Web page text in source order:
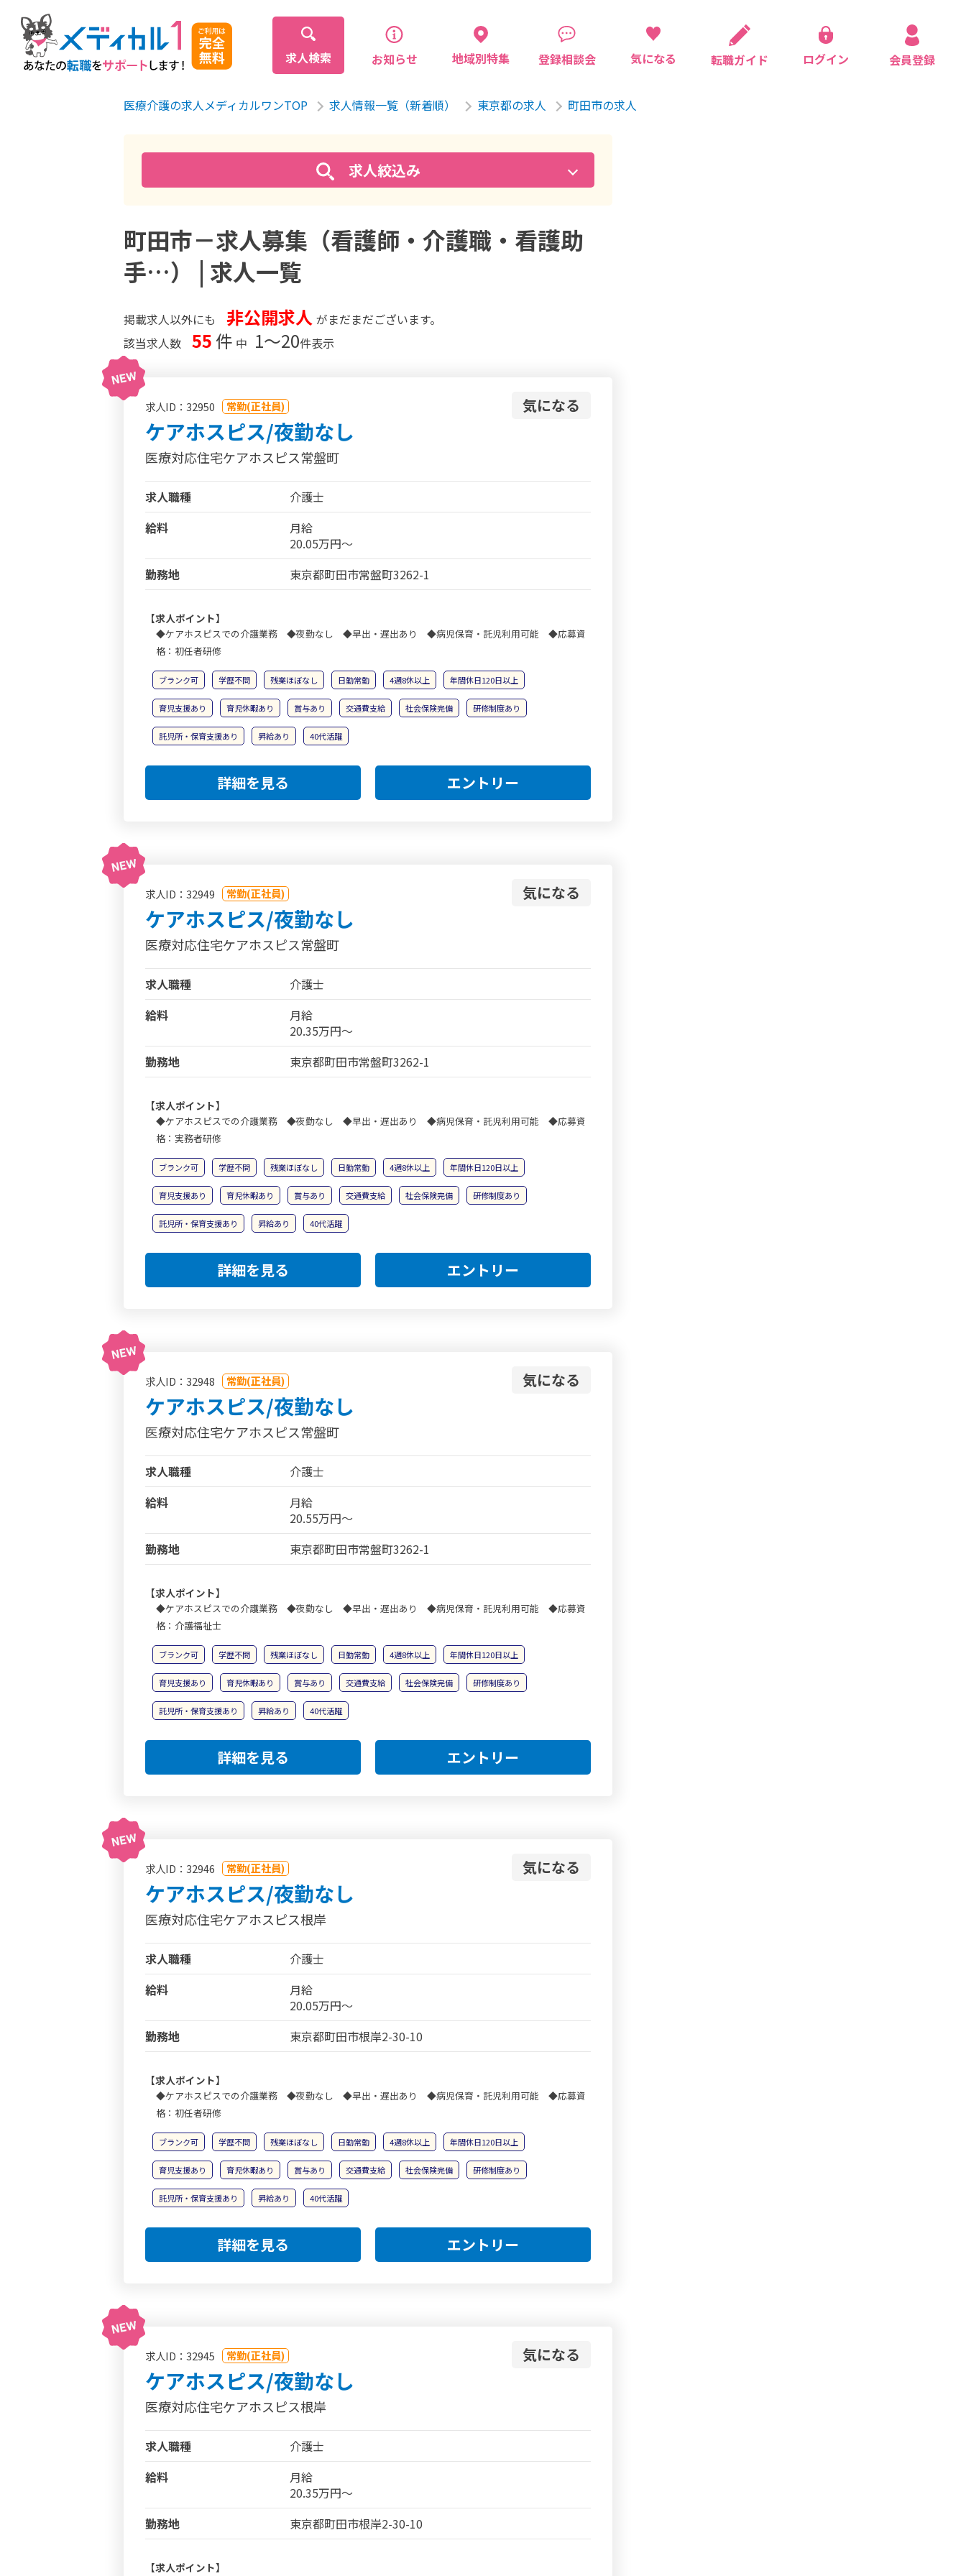
求人検索 お知らせ 地域別特集 登録相談会 気になる 転職ガイド ログイン 会員登録
医療介護の求人メディカルワンTOP 求人情報一覧（新着順） 東京都の求人 町田市の求人
求人絞込み
町田市－求人募集（看護師・介護職・看護助
手…） | 求人一覧
掲載求人以外にも 非公開求人 がまだまだございます。
該当求人数
55 件 中 1〜20件表示
求人ID：32950 常勤(正社員) 気になる
ケアホスピス/夜勤なし
医療対応住宅ケアホスピス常盤町
求人職種
介護士
給料
月給
20.05万円～
勤務地
東京都町田市常盤町3262-1
【求人ポイント】
◆ケアホスピスでの介護業務 ◆夜勤なし ◆早出・遅出あり ◆病児保育・託児利用可能 ◆応募資
格：初任者研修
ブランク可 学歴不問 残業ほぼなし 日勤常勤 4週8休以上 年間休日120日以上
育児支援あり 育児休暇あり 賞与あり 交通費支給 社会保険完備 研修制度あり
託児所・保育支援あり 昇給あり 40代活躍
詳細を見る エントリー
求人ID：32949 常勤(正社員) 気になる
ケアホスピス/夜勤なし
医療対応住宅ケアホスピス常盤町
求人職種
介護士
給料
月給
20.35万円～
勤務地
東京都町田市常盤町3262-1
【求人ポイント】
◆ケアホスピスでの介護業務 ◆夜勤なし ◆早出・遅出あり ◆病児保育・託児利用可能 ◆応募資
格：実務者研修
ブランク可 学歴不問 残業ほぼなし 日勤常勤 4週8休以上 年間休日120日以上
育児支援あり 育児休暇あり 賞与あり 交通費支給 社会保険完備 研修制度あり
託児所・保育支援あり 昇給あり 40代活躍
詳細を見る エントリー
求人ID：32948 常勤(正社員) 気になる
ケアホスピス/夜勤なし
医療対応住宅ケアホスピス常盤町
求人職種
介護士
給料
月給
20.55万円～
勤務地
東京都町田市常盤町3262-1
【求人ポイント】
◆ケアホスピスでの介護業務 ◆夜勤なし ◆早出・遅出あり ◆病児保育・託児利用可能 ◆応募資
格：介護福祉士
ブランク可 学歴不問 残業ほぼなし 日勤常勤 4週8休以上 年間休日120日以上
育児支援あり 育児休暇あり 賞与あり 交通費支給 社会保険完備 研修制度あり
託児所・保育支援あり 昇給あり 40代活躍
詳細を見る エントリー
求人ID：32946 常勤(正社員) 気になる
ケアホスピス/夜勤なし
医療対応住宅ケアホスピス根岸
求人職種
介護士
給料
月給
20.05万円～
勤務地
東京都町田市根岸2-30-10
【求人ポイント】
◆ケアホスピスでの介護業務 ◆夜勤なし ◆早出・遅出あり ◆病児保育・託児利用可能 ◆応募資
格：初任者研修
ブランク可 学歴不問 残業ほぼなし 日勤常勤 4週8休以上 年間休日120日以上
育児支援あり 育児休暇あり 賞与あり 交通費支給 社会保険完備 研修制度あり
託児所・保育支援あり 昇給あり 40代活躍
詳細を見る エントリー
求人ID：32945 常勤(正社員) 気になる
ケアホスピス/夜勤なし
医療対応住宅ケアホスピス根岸
求人職種
介護士
給料
月給
20.35万円～
勤務地
東京都町田市根岸2-30-10
【求人ポイント】